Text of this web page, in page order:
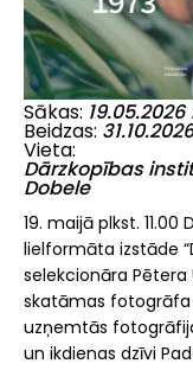
Sākas 19.05.2026
Beidzas
Vieta
Dārzkopības
Dobele
19. maijā plkst. 11.00
lielformāta izstāde
selekcionāra Pētera
skatāmas fotogrāfa
uzņemtās
un ikdienas dzīvi